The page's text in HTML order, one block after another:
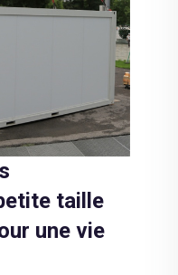
taille
une vie